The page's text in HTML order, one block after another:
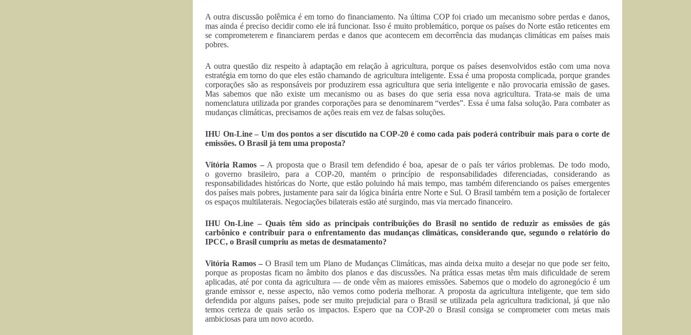
A outra discussão polêmica é em torno do financiamento. Na última COP foi criado um mecanismo sobre perdas e danos,
mas ainda é preciso decidir como ele irá funcionar. Isso é muito problemático, porque os países do Norte estão reticentes em
se comprometerem e financiarem perdas e danos que acontecem em decorrência das mudanças climáticas em países mais
pobres.
A outra questão diz respeito à adaptação em relação à agricultura, porque os países desenvolvidos estão com uma nova
estratégia em torno do que eles estão chamando de agricultura inteligente. Essa é uma proposta complicada, porque grandes
corporações são as responsáveis por produzirem essa agricultura que seria inteligente e não provocaria emissão de gases.
Mas sabemos que não existe um mecanismo ou as bases do que seria essa nova agricultura. Trata-se mais de uma
nomenclatura utilizada por grandes corporações para se denominarem “verdes”. Essa é uma falsa solução. Para combater as
mudanças climáticas, precisamos de ações reais em vez de falsas soluções.
IHU On-Line – Um dos pontos a ser discutido na COP-20 é como cada país poderá contribuir mais para o corte de
emissões. O Brasil já tem uma proposta?
Vitória Ramos –A proposta que o Brasil tem defendido é boa, apesar de o país ter vários problemas. De todo modo,
o governo brasileiro, para a COP-20, mantém o princípio de responsabilidades diferenciadas, considerando as
responsabilidades históricas do Norte, que estão poluindo há mais tempo, mas também diferenciando os países emergentes
dos países mais pobres, justamente para sair da lógica binária entre Norte e Sul. O Brasil também tem a posição de fortalecer
os espaços multilaterais. Negociações bilaterais estão até surgindo, mas via mercado financeiro.
IHU On-Line – Quais têm sido as principais contribuições do Brasil no sentido de reduzir as emissões de gás
carbônico e contribuir para o enfrentamento das mudanças climáticas, considerando que, segundo o relatório do
IPCC, o Brasil cumpriu as metas de desmatamento?
Vitória Ramos – O Brasil tem um Plano de Mudanças Climáticas, mas ainda deixa muito a desejar no que pode ser feito,
porque as propostas ficam no âmbito dos planos e das discussões. Na prática essas metas têm mais dificuldade de serem
aplicadas, até por conta da agricultura — de onde vêm as maiores emissões. Sabemos que o modelo do agronegócio é um
grande emissor e, nesse aspecto, não vemos como poderia melhorar. A proposta da agricultura inteligente, que tem sido
defendida por alguns países, pode ser muito prejudicial para o Brasil se utilizada pela agricultura tradicional, já que não
temos certeza de quais serão os impactos. Espero que na COP-20 o Brasil consiga se comprometer com metas mais
ambiciosas para um novo acordo.